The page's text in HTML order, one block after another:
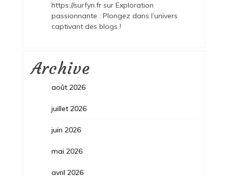
https://surfyn.frsur Exploration
passionnante : Plongez dans l’univers
captivant des blogs !
Archive
août 2026
juillet 2026
juin 2026
mai 2026
avril 2026